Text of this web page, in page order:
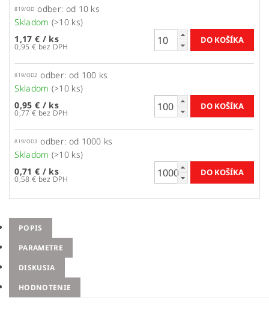
819/OD odber: od 10 ks
Skladom (>10 ks)
1,17 € / ks
0,95 € bez DPH
819/OD2 odber: od 100 ks
Skladom (>10 ks)
0,95 € / ks
0,77 € bez DPH
819/OD3 odber: od 1000 ks
Skladom (>10 ks)
0,71 € / ks
0,58 € bez DPH
POPIS
PARAMETRE
DISKUSIA
HODNOTENIE